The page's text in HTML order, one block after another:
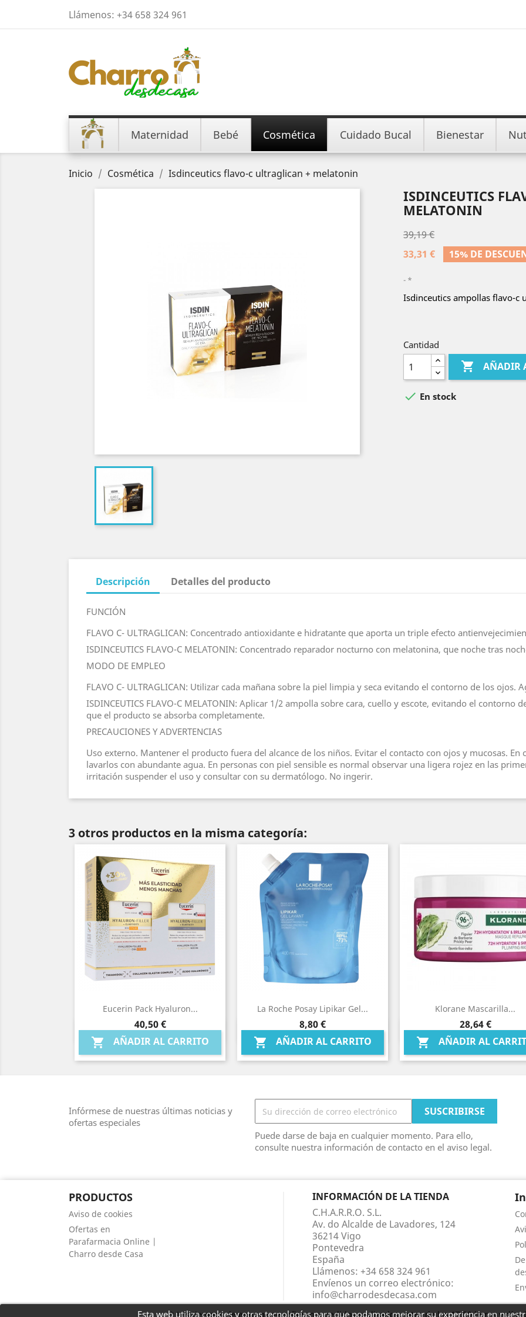
Llámenos: +34 658 324 961
Esta web utiliza cookies y otras tecnologías para que podamos mejorar su experiencia en
Maternidad Bebé Cosmética Cuidado Bucal Bienestar
Inicio Cosmética Isdinceutics flavo-c ultraglican + melatonin
ISDINCEUTICS
MELATONIN
39,19 €
33,31 €
15% DE
*
Isdinceutics ampollas flavo-c
Cantidad
 AÑADIR
 En stock
Descripción Detalles del producto
FUNCIÓN
FLAVO C- ULTRAGLICAN: Concentrado antioxidante e hidratante que aporta un triple efecto
ISDINCEUTICS FLAVO-C MELATONIN: Concentrado reparador nocturno con melatonina, que noche tras
MODO DE EMPLEO
FLAVO C- ULTRAGLICAN: Utilizar cada mañana sobre la piel limpia y seca evitando el contorno de los ojos.
ISDINCEUTICS FLAVO-C MELATONIN: Aplicar 1/2 ampolla sobre cara, cuello y escote, evitando el contorno
que el producto se absorba completamente.
PRECAUCIONES Y ADVERTENCIAS
Uso externo. Mantener el producto fuera del alcance de los niños. Evitar el contacto con ojos y mucosas. En
lavarlos con abundante agua. En personas con piel sensible es normal observar una ligera rojez en las
irritación suspender el uso y consultar con su dermatólogo. No ingerir.
3 otros productos en la misma categoría:
Eucerin Pack Hyaluron...
Precio
40,50 €
 AÑADIR AL CARRITO
Vista rápida
La Roche Posay Lipikar Gel...
Precio
8,80 €
 AÑADIR AL CARRITO
Vista rápida
Klorane Mascarilla...
Precio
28,64 €
 AÑADIR AL
Vista rápida
Infórmese de nuestras últimas noticias y
ofertas especiales
Puede darse de baja en cualquier momento. Para ello,
consulte nuestra información de contacto en el aviso legal.
PRODUCTOS
Aviso de cookies
Ofertas en
Parafarmacia Online |
Charro desde Casa
INFORMACIÓN DE LA TIENDA
C.H.A.R.R.O. S.L.
Av. do Alcalde de Lavadores, 124
36214 Vigo
Pontevedra
España
Llámenos: +34 658 324 961
Envíenos un correo electrónico:
info@charrodesdecasa.com
* Los tiempos de entrega se refieren a pedidos realizados antes de las 17:00 horas y